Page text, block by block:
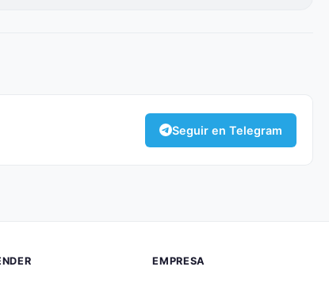
Seguir en Telegram
EMPRESA